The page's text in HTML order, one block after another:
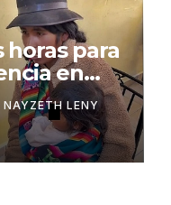
para
en
NAYZETH LENY